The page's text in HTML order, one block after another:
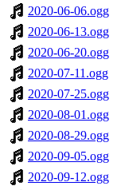
2020-06-06.ogg
2020-06-13.ogg
2020-06-20.ogg
2020-07-11.ogg
2020-07-25.ogg
2020-08-01.ogg
2020-08-29.ogg
2020-09-05.ogg
2020-09-12.ogg